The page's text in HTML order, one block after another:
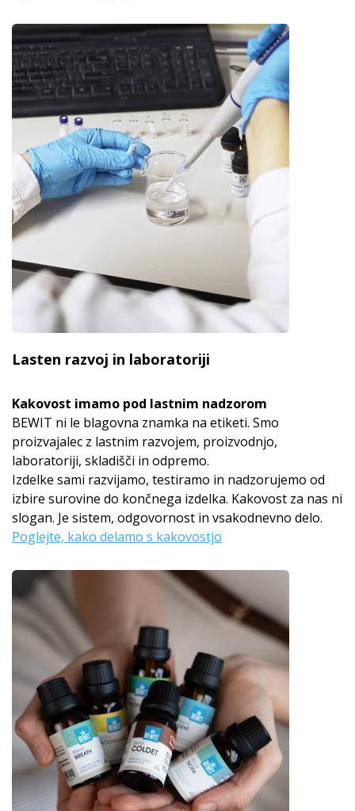
Lasten razvoj in laboratoriji
Kakovost imamo pod lastnim nadzorom
BEWIT ni le blagovna znamka na etiketi. Smo
proizvajalec z lastnim razvojem, proizvodnjo,
laboratoriji, skladišči in odpremo.
Izdelke sami razvijamo, testiramo in nadzorujemo od
izbire surovine do končnega izdelka. Kakovost za nas ni
slogan. Je sistem, odgovornost in vsakodnevno delo.
Poglejte, kako delamo s kakovostjo